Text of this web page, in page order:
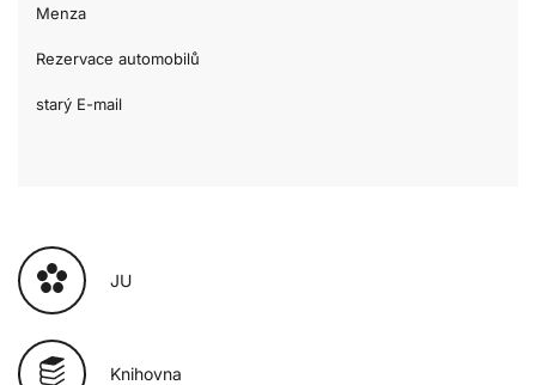
Menza
Rezervace automobilů
starý E-mail
JU
Knihovna